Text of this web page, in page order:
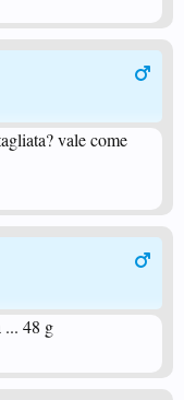
vale come
... 48 g